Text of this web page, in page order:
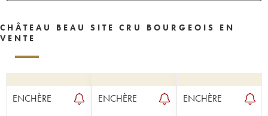
CHÂTEAU BEAU SITE CRU BOURGEOIS EN
VENTE
ENCHÈRE ENCHÈRE ENCHÈRE